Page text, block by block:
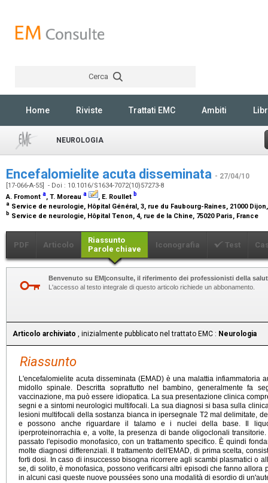
Cerca
Home Riviste Trattati EMC Ambiti
NEUROLOGIA
Encefalomielite acuta disseminata - 27/04/10
[17-066-A-55] - Doi : 10.1016/S1634-7072(10)57273-8
A. Fromont a, T. Moreau a , E. Roullet b
a Service de neurologie, Hôpital Général, 3, rue du Faubourg-Raines, 21000
b Service de neurologie, Hôpital Tenon, 4, rue de la Chine, 75020 Paris, France
PDF Articolo
Riassunto
Parole chiave
Iconografia Test
Benvenuto su EM|consulte, il riferimento dei professionisti della
L'accesso al testo integrale di questo articolo richiede un abbonamento.
Articolo archiviato , inizialmente pubblicato nel trattato EMC : Neurologia
Riassunto
L'encefalomielite acuta disseminata (EMAD) è una malattia infiammatoria
midollo spinale. Descritta soprattutto nel bambino, generalmente fa
vaccinazione, ma può essere idiopatica. La sua presentazione clinica
segni e a sintomi neurologici multifocali. La sua diagnosi si basa sulla
lesioni multifocali della sostanza bianca in ipersegnale T2 mal delimitate,
e possono anche riguardare il talamo e i nuclei della base. Il
iperproteinorrachia e, a volte, la presenza di bande oligoclonali
passato l'episodio monofasico, con un trattamento specifico. È quindi
molte diagnosi differenziali. Il trattamento dell'EMAD, di prima scelta,
forti dosi. In caso di insuccesso bisogna ricorrere agli scambi plasmatici o
se, di solito, è monofasica, possono verificarsi altri episodi che fanno allora
in alcuni casi queste nuove poussées sono una modalità di esordio di